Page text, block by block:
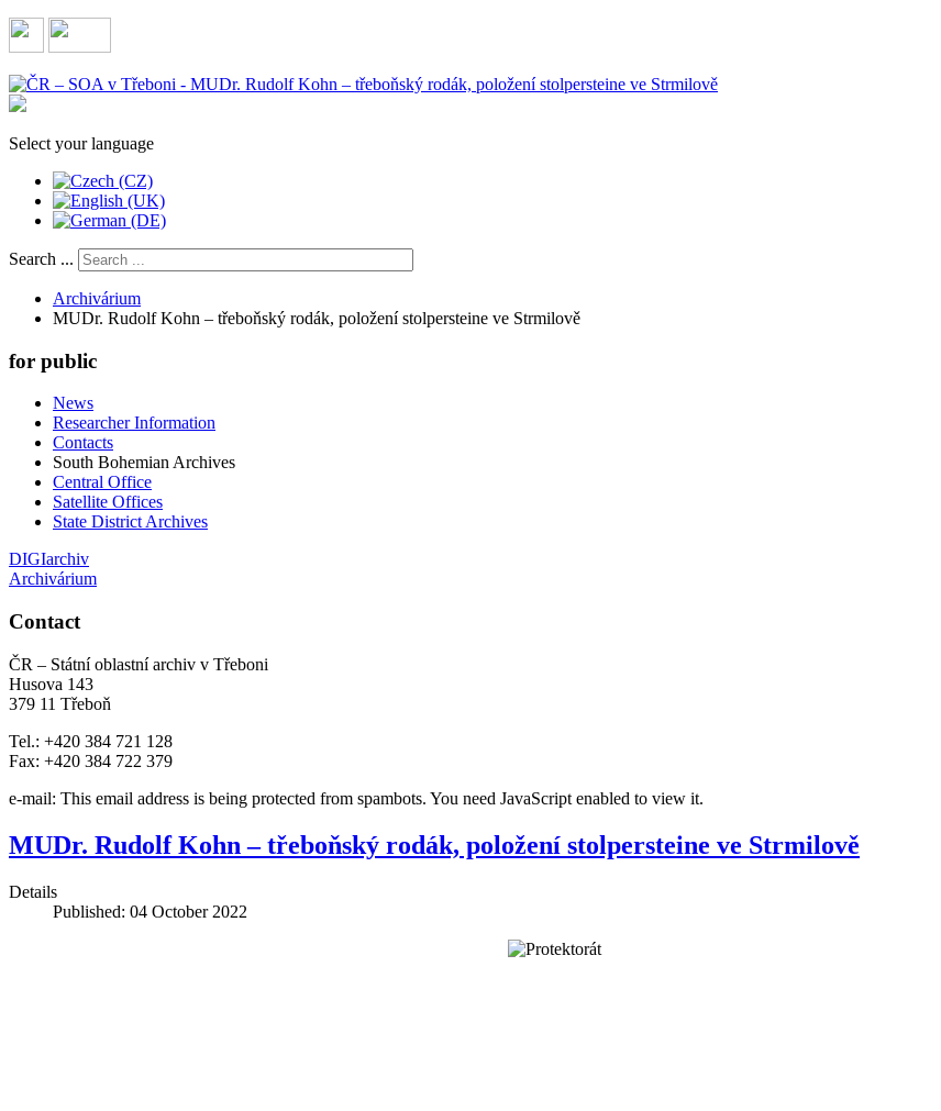
Select your language
Search ...
Archivárium
MUDr. Rudolf Kohn – třeboňský rodák, položení stolpersteine ve Strmilově
for public
News
Researcher Information
Contacts
South Bohemian Archives
Central Office
Satellite Offices
State District Archives
DIGIarchiv
Archivárium
Contact
ČR – Státní oblastní archiv v Třeboni
Husova 143
379 11 Třeboň
Tel.: +420 384 721 128
Fax: +420 384 722 379
e-mail: This email address is being protected from spambots. You need JavaScript enabled to view it.
MUDr. Rudolf Kohn – třeboňský rodák, položení stolpersteine ve Strmilově
Details
Published: 04 October 2022